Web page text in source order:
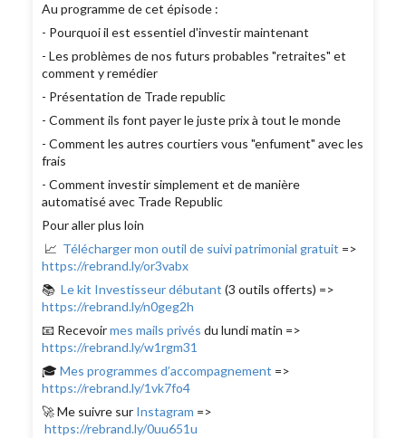
Au programme de cet épisode :
- Pourquoi il est essentiel d'investir maintenant
- Les problèmes de nos futurs probables "retraites" et
comment y remédier
- Présentation de Trade republic
- Comment ils font payer le juste prix à tout le monde
- Comment les autres courtiers vous "enfument" avec les
frais
- Comment investir simplement et de manière
automatisé avec Trade Republic
Pour aller plus loin
📈 Télécharger mon outil de suivi patrimonial gratuit =>
https://rebrand.ly/or3vabx
📚 Le kit Investisseur débutant(3 outils offerts) =>
https://rebrand.ly/n0geg2h
📧 Recevoirmes mails privés du lundi matin =>
https://rebrand.ly/w1rgm31
🎓Mes programmes d’accompagnement =>
https://rebrand.ly/1vk7fo4
🚀 Me suivre sur Instagram =>
https://rebrand.ly/0uu651u